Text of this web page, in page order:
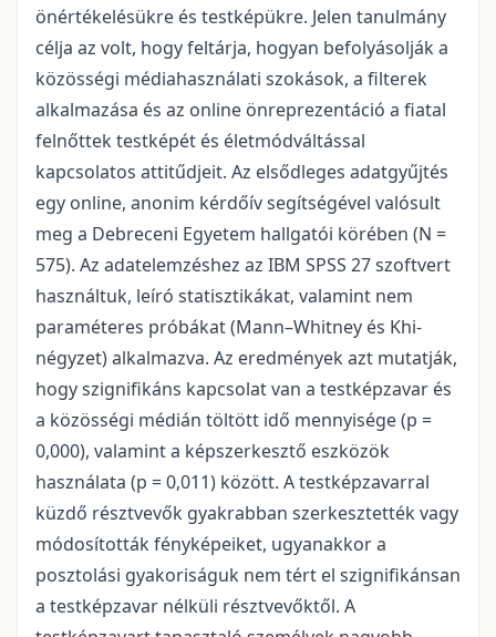
önértékelésükre és testképükre. Jelen tanulmány
célja az volt, hogy feltárja, hogyan befolyásolják a
közösségi médiahasználati szokások, a filterek
alkalmazása és az online önreprezentáció a fiatal
felnőttek testképét és életmódváltással
kapcsolatos attitűdjeit. Az elsődleges adatgyűjtés
egy online, anonim kérdőív segítségével valósult
meg a Debreceni Egyetem hallgatói körében (N =
575). Az adatelemzéshez az IBM SPSS 27 szoftvert
használtuk, leíró statisztikákat, valamint nem
paraméteres próbákat (Mann–Whitney és Khi-
négyzet) alkalmazva. Az eredmények azt mutatják,
hogy szignifikáns kapcsolat van a testképzavar és
a közösségi médián töltött idő mennyisége (p =
0,000), valamint a képszerkesztő eszközök
használata (p = 0,011) között. A testképzavarral
küzdő résztvevők gyakrabban szerkesztették vagy
módosították fényképeiket, ugyanakkor a
posztolási gyakoriságuk nem tért el szignifikánsan
a testképzavar nélküli résztvevőktől. A